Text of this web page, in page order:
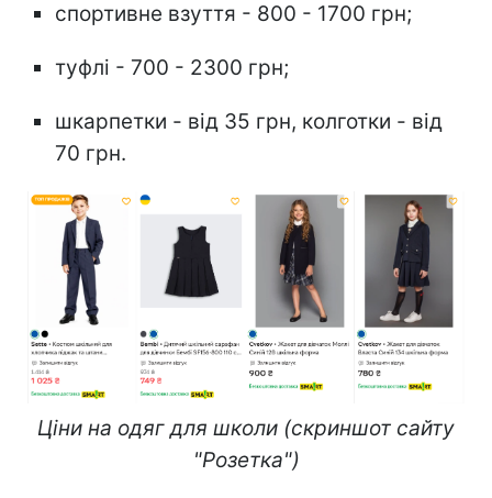
спортивне взуття - 800 - 1700 грн;
туфлі - 700 - 2300 грн;
шкарпетки - від 35 грн, колготки - від
70 грн.
Ціни на одяг для школи (скриншот сайту
"Розетка")